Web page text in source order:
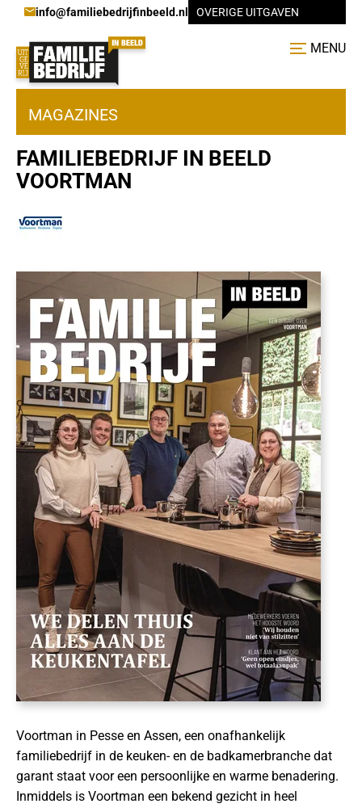
info@familiebedrijfinbeeld.nl OVERIGE UITGAVEN
MENU
MAGAZINES
FAMILIEBEDRIJF IN BEELD
VOORTMAN
Voortman in Pesse en Assen, een onafhankelijk
familiebedrijf in de keuken- en de badkamerbranche dat
garant staat voor een persoonlijke en warme benadering.
Inmiddels is Voortman een bekend gezicht in heel